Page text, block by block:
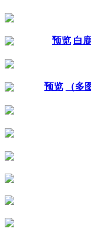
预览 白
预览 （多